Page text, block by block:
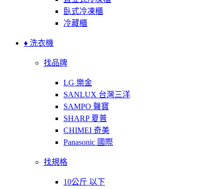
臥式冷凍櫃
冷藏櫃
♦ 洗衣機
找品牌
LG 樂金
SANLUX 台灣三洋
SAMPO 聲寶
SHARP 夏普
CHIMEI 奇美
Panasonic 國際
找規格
10公斤 以下